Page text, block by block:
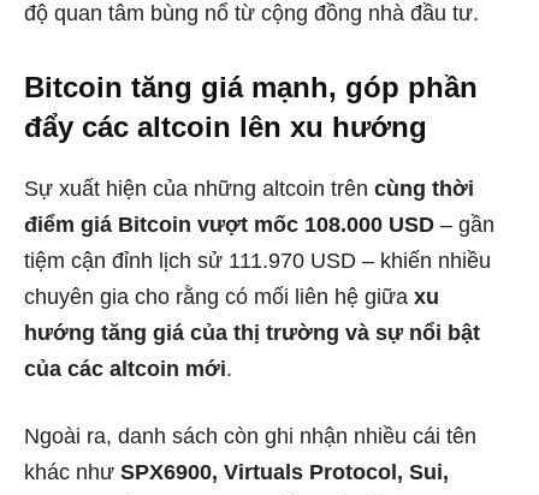
độ quan tâm bùng nổ từ cộng đồng nhà đầu tư.
Bitcoin tăng giá mạnh, góp phần
đẩy các altcoin lên xu hướng
Sự xuất hiện của những altcoin trên cùng thời
điểm giá Bitcoin vượt mốc 108.000 USD – gần
tiệm cận đỉnh lịch sử 111.970 USD – khiến nhiều
chuyên gia cho rằng có mối liên hệ giữa xu
hướng tăng giá của thị trường và sự nổi bật
của các altcoin mới.
Ngoài ra, danh sách còn ghi nhận nhiều cái tên
khác như SPX6900, Virtuals Protocol, Sui,